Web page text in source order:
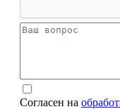
Согласен на